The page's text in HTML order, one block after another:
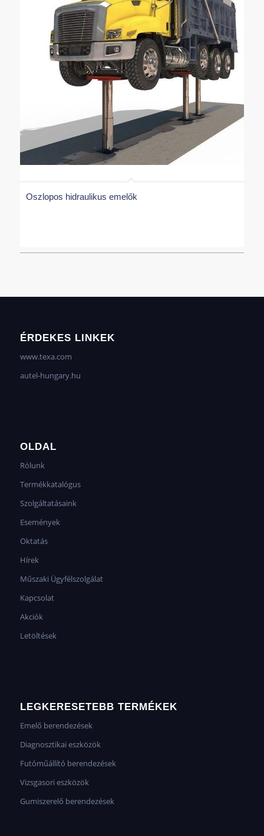
Oszlopos hidraulikus emelők
ÉRDEKES LINKEK
www.texa.com
autel-hungary.hu
OLDAL
Rólunk
Termékkatalógus
Szolgáltatásaink
Események
Oktatás
Hírek
Műszaki Ügyfélszolgálat
Kapcsolat
Akciók
Letöltések
LEGKERESETEBB TERMÉKEK
Emelő berendezések
Diagnosztikai eszközök
Futóműállító berendezések
Vizsgasori eszközök
Gumiszerelő berendezések